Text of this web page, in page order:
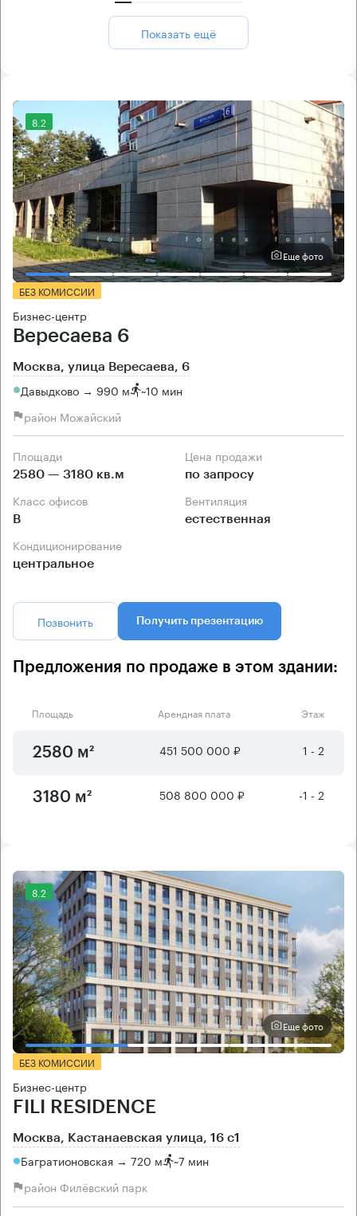
Показать ещё
8.2
Еще фото
БЕЗ КОМИССИИ
Бизнес-центр
Вересаева 6
Москва, улица Вересаева, 6
Давыдково → 990 м ~10 мин
район Можайский
Площади
2580 — 3180 кв.м
Цена продажи
по запросу
Класс офисов
B
Вентиляция
естественная
Кондиционирование
центральное
Позвонить Получить презентацию
Предложения по продаже в этом здании:
Площадь Арендная плата Этаж
2580 м² 451 500 000 ₽ 1 - 2
3180 м² 508 800 000 ₽ -1 - 2
8.2
Еще фото
БЕЗ КОМИССИИ
Бизнес-центр
FILI RESIDENCE
Москва, Кастанаевская улица, 16 с1
Багратионовская → 720 м ~7 мин
район Филёвский парк